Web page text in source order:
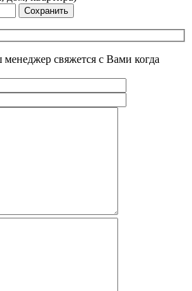
Сохранить
свяжется с Вами когда